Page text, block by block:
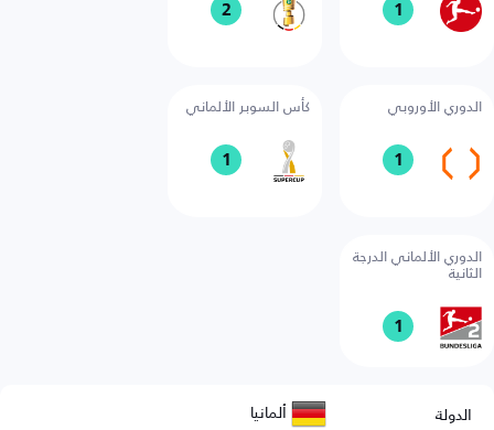
1
2
الدوري الأوروبي
1
كأس السوبر الألماني
1
الدوري الألماني الدرجة
الثانية
1
الدولة ألمانيا